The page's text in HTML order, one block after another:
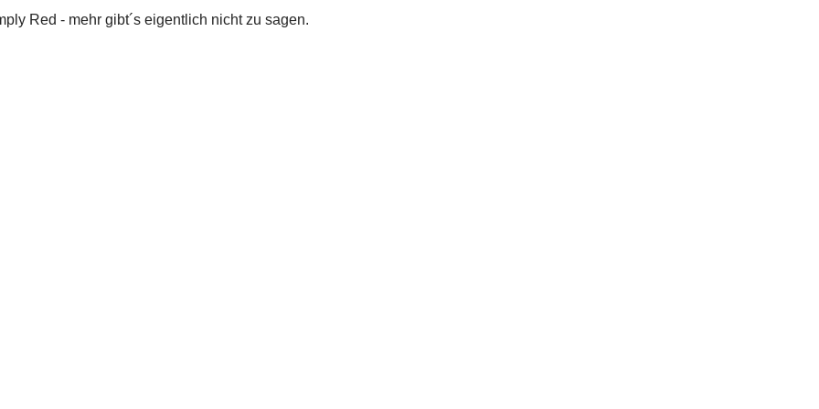
Red - mehr gibt´s eigentlich nicht zu sagen.